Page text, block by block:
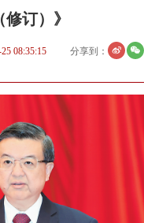
订）》
08:35:15 分享到：